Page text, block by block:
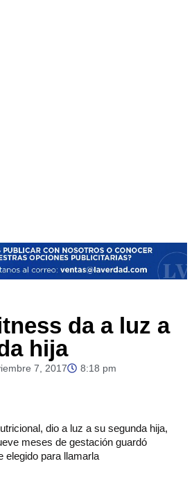
da a luz a
hija
7, 2017
8:18 pm
dio a luz a su segunda hija,
meses de gestación guardó
elegido para llamarla